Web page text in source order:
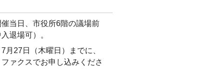
当日、市役所6階の議場前
退場可）。
月27日（木曜日）までに、
ァクスでお申し込みくださ